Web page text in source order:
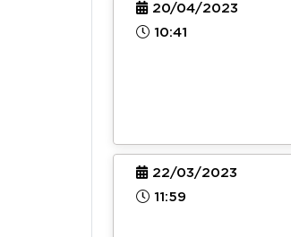
20/04/2023
10:41
22/03/2023
11:59